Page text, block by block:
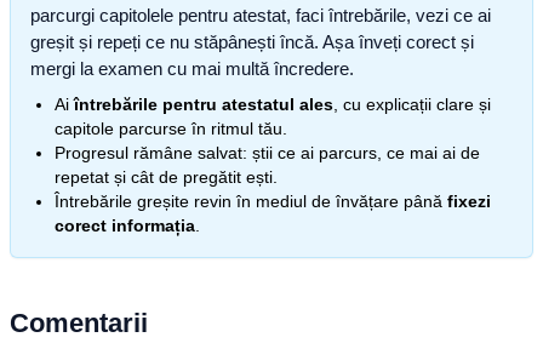
parcurgi capitolele pentru atestat, faci întrebările, vezi ce ai
greșit și repeți ce nu stăpânești încă. Așa înveți corect și
mergi la examen cu mai multă încredere.
Aiîntrebările pentru atestatul ales , cu explicații clare și
capitole parcurse în ritmul tău.
Progresul rămâne salvat: știi ce ai parcurs, ce mai ai de
repetat și cât de pregătit ești.
Întrebările greșite revin în mediul de învățare până fixezi
corect informația
Comentarii